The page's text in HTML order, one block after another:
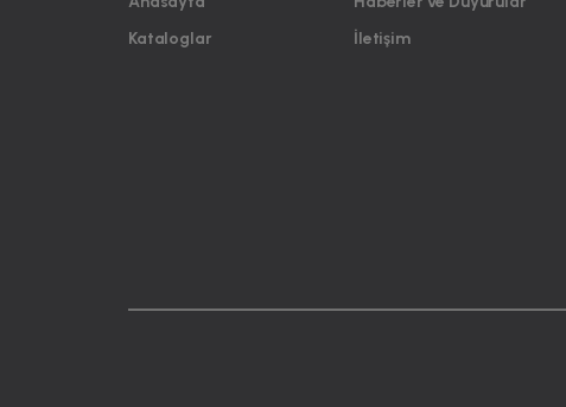
Kataloglar
İletişim